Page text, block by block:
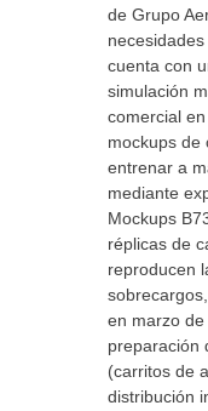
de Grupo
necesidades
cuenta con
simulación
comercial
mockups de
entrenar a
mediante
Mockups
réplicas de
reproducen
en marzo
preparación
(carritos de
distribución